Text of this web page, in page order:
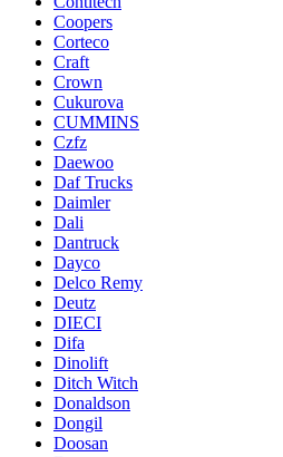
Coopers
Corteco
Craft
Crown
Cukurova
CUMMINS
Czfz
Daewoo
Daf Trucks
Daimler
Dali
Dantruck
Dayco
Delco Remy
Deutz
DIECI
Difa
Dinolift
Ditch Witch
Donaldson
Dongil
Doosan